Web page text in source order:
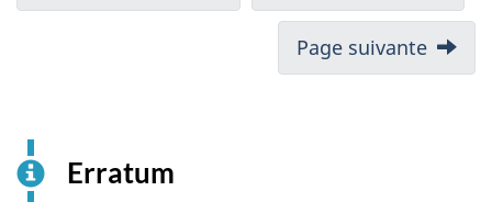
Page suivante
Erratum